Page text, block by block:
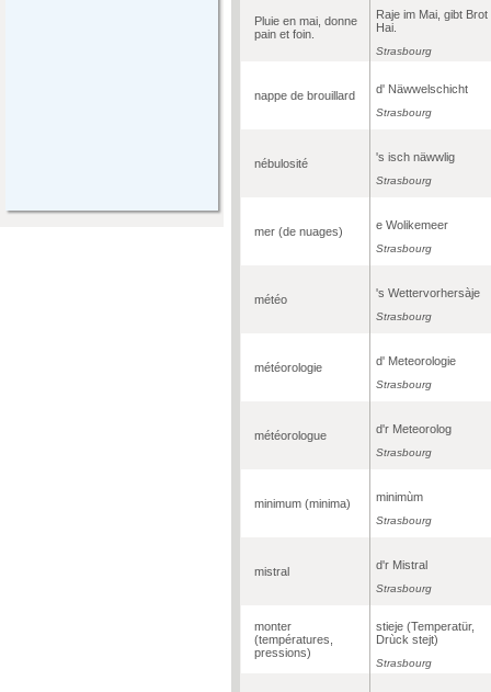
Pluie en mai, donne
pain et foin.
Raje im Mai, gibt Brot
Hai.
Strasbourg
nappe de brouillard d' Näwwelschicht
Strasbourg
nébulosité 's isch näwwlig
Strasbourg
mer (de nuages) e Wolikemeer
Strasbourg
météo 's Wettervorhersàje
Strasbourg
météorologie d' Meteorologie
Strasbourg
météorologue d'r Meteorolog
Strasbourg
minimum (minima) minimùm
Strasbourg
mistral d'r Mistral
Strasbourg
monter
(températures,
pressions)
stieje (Temperatür,
Drùck stejt)
Strasbourg